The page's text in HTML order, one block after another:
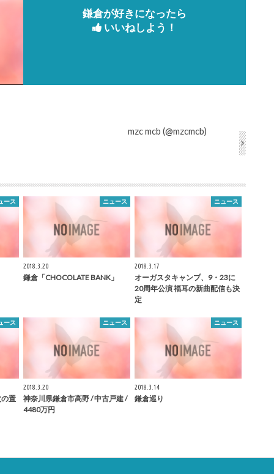
鎌倉が好きになったら
いいねしよう！
mzc mcb (@mzcmcb)
ース ニュース
2018.3.20
鎌倉「CHOCOLATE BANK」
ニュース
2018.3.17
オーガスタキャンプ、9・23に
20周年公演 福耳の新曲配信も決
定
ース
置
ニュース
2018.3.20
神奈川県鎌倉市高野 / 中古戸建 /
4480万円
ニュース
2018.3.14
鎌倉巡り